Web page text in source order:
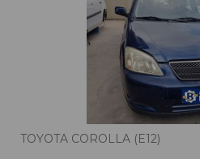
TOYOTA COROLLA (E12)